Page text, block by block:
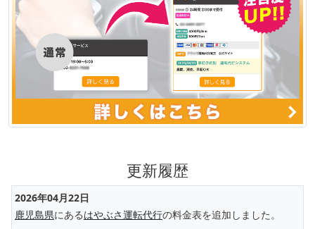
更新履歴
2026年04月22日
鹿児島県にあるはやぶさ運転代行の料金表を追加しました。